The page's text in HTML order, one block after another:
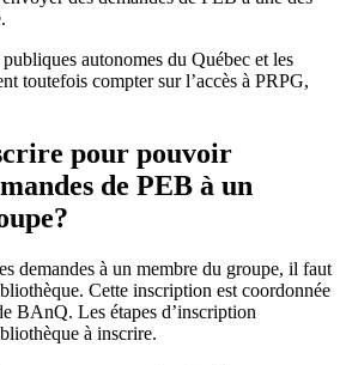
autonomes du Québec et les
toutefois compter sur l’accès à PRPG,
pour pouvoir
de PEB à un
demandes à un membre du groupe, il faut
Cette inscription est coordonnée
BAnQ. Les étapes d’inscription
à inscrire.